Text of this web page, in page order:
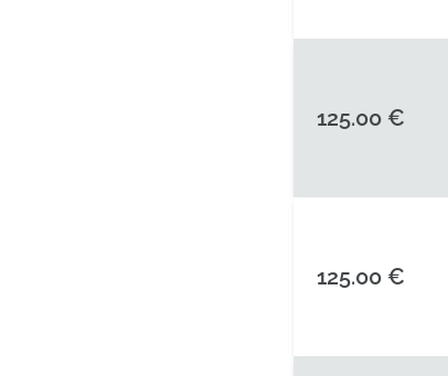
125.00 €
125.00 €